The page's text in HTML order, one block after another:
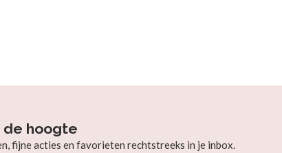
de hoogte
fijne acties en favorieten rechtstreeks in je inbox.